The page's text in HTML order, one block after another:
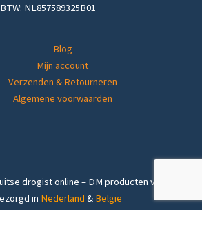
BTW: NL857589325B01
Blog
Mijn account
Verzenden & Retourneren
Algemene voorwaarden
drogist online – DM producten voordelig
in Nederland&België